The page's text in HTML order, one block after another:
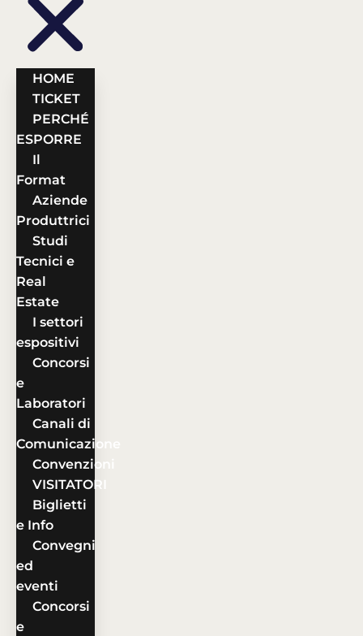
HOME
TICKET
PERCHÉ
ESPORRE
Il
Format
Aziende
Produttrici
Studi
Tecnici e
Real
Estate
I settori
espositivi
Concorsi
e
Laboratori
Canali di
Comunicazione
Convenzioni
VISITATORI
Biglietti
e Info
Convegni
ed
eventi
Concorsi
e